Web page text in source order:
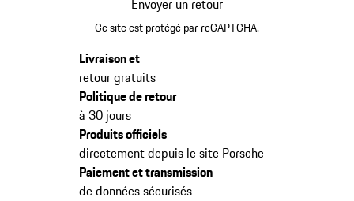
Ce site est protégé par reCAPTCHA.
Livraison et
retour gratuits
Politique de retour
à 30 jours
Produits officiels
directement depuis le site Porsche
Paiement et transmission
de données sécurisés